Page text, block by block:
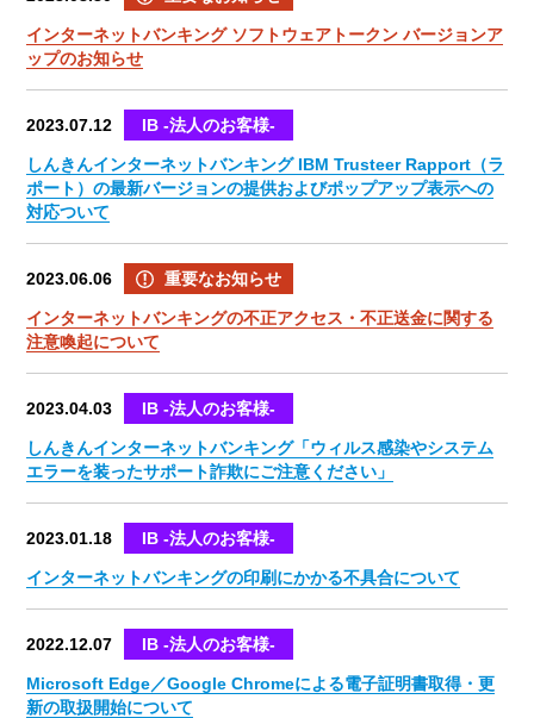
インターネットバンキング ソフトウェアトークン バージョンア
ップのお知らせ
2023.07.12 IB -法人のお客様-
しんきんインターネットバンキング IBM Trusteer Rapport（ラ
ポート）の最新バージョンの提供およびポップアップ表示への
対応ついて
2023.06.06 重要なお知らせ
インターネットバンキングの不正アクセス・不正送金に関する
注意喚起について
2023.04.03 IB -法人のお客様-
しんきんインターネットバンキング「ウィルス感染やシステム
エラーを装ったサポート詐欺にご注意ください」
2023.01.18 IB -法人のお客様-
インターネットバンキングの印刷にかかる不具合について
2022.12.07 IB -法人のお客様-
Microsoft Edge／Google Chromeによる電子証明書取得・更
新の取扱開始について